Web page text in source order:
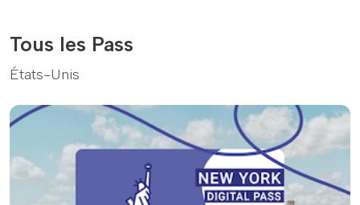
Tous les Pass
États-Unis